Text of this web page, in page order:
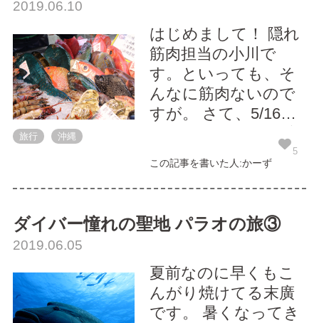
然ですが弊社はシス
テム開発会社です
が、 実は「聞香
堂」...
旅行 沖縄
歩！【その１】
2019.06.10
はじめまして！ 隠れ
筋肉担当の小川で
す。といっても、そ
んなに筋肉ないので
すが。 さて、5/16～
メンバーとメンバー
のご家族で沖縄へ旅
行しました！ その中
で記念すべき1日目を
執筆することになり
やこんなこと、いろ
んな出来事を紹介で
きたらと思います
この記事を書いた人:かーず
5
ダイバー憧れの聖地 パラオの旅③
2019.06.05
夏前なのに早くもこ
んがり焼けてる末廣
です。 暑くなってき